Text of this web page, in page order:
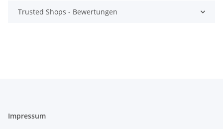
Trusted Shops - Bewertungen
Impressum